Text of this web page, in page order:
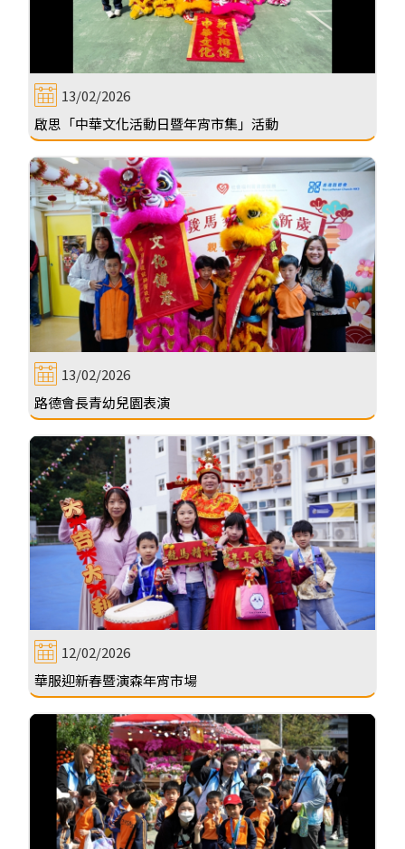
13/02/2026
啟思「中華文化活動日暨年宵市集」活動
13/02/2026
路德會長青幼兒園表演
12/02/2026
華服迎新春暨演森年宵市場